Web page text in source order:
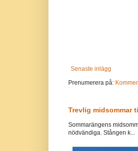
Senaste inlägg
Prenumerera på:
Trevlig midsommar
Sommarängens
nödvändiga. Stången k...